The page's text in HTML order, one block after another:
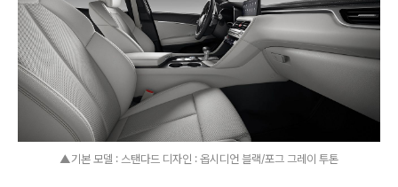
▲기본 모델 : 스탠다드 디자인 : 옵시디언 블랙/포그 그레이 투톤